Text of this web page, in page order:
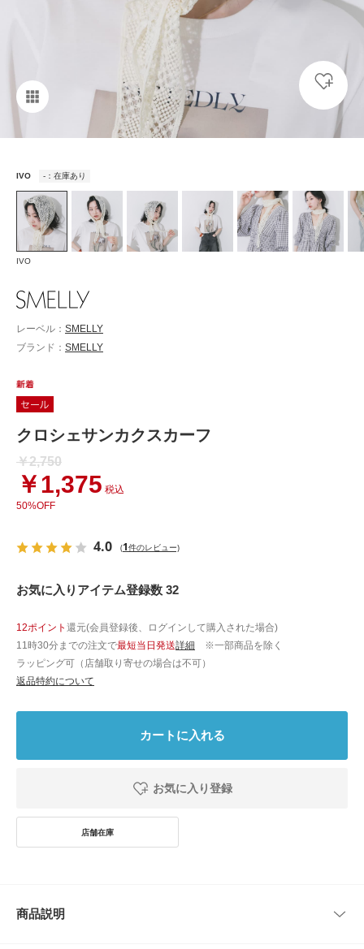
IVO -：在庫あり
IVO
レーベル： SMELLY
ブランド： SMELLY
クロシェサンカクスカーフ
￥2,750
￥1,375 税込
50%OFF
4.0 (1件のレビュー)
お気に入りアイテム登録数 32
12ポイント 還元(会員登録後、ログインして購入された場合)
11時30分までの注文で最短当日発送詳細 ※一部商品を除く
ラッピング可（店舗取り寄せの場合は不可）
返品特約について
カートに入れる
お気に入り登録
商品説明